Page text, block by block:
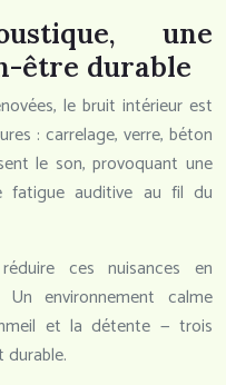
une
être durable
le bruit intérieur est
: carrelage, verre, béton
le son, provoquant une
fatigue auditive au fil du
ces nuisances en
environnement calme
et la détente — trois
durable.